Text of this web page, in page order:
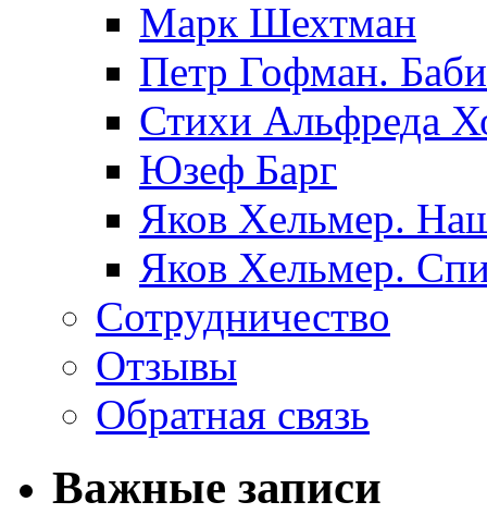
Марк Шехтман
Петр Гофман.
Стихи Альфреда
Юзеф Барг
Яков Хельмер.
Яков Хельмер.
Сотрудничество
Отзывы
Обратная связь
Важные записи